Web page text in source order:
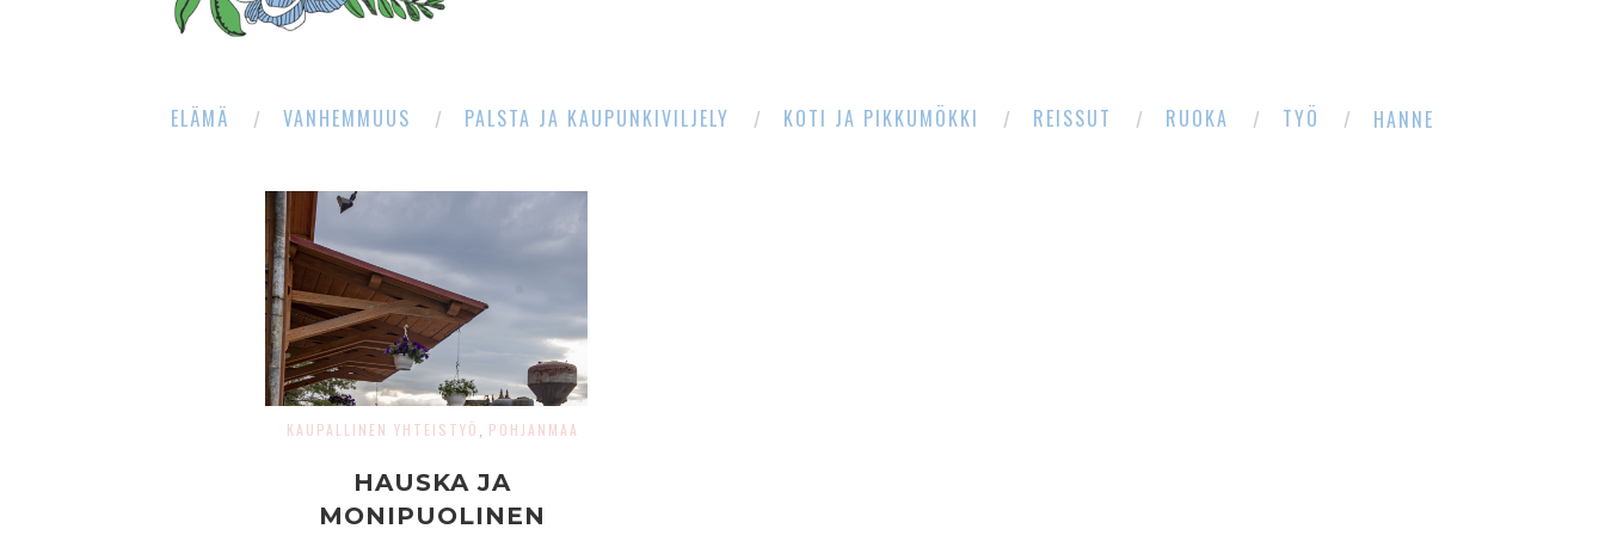
ELÄMÄ VANHEMMUUS PALSTA JA KAUPUNKIVILJELY KOTI JA PIKKUMÖKKI REISSUT RUOKA TYÖ HANNE
KAUPALLINEN YHTEISTYÖ , POHJANMAA
HAUSKA JA
MONIPUOLINEN